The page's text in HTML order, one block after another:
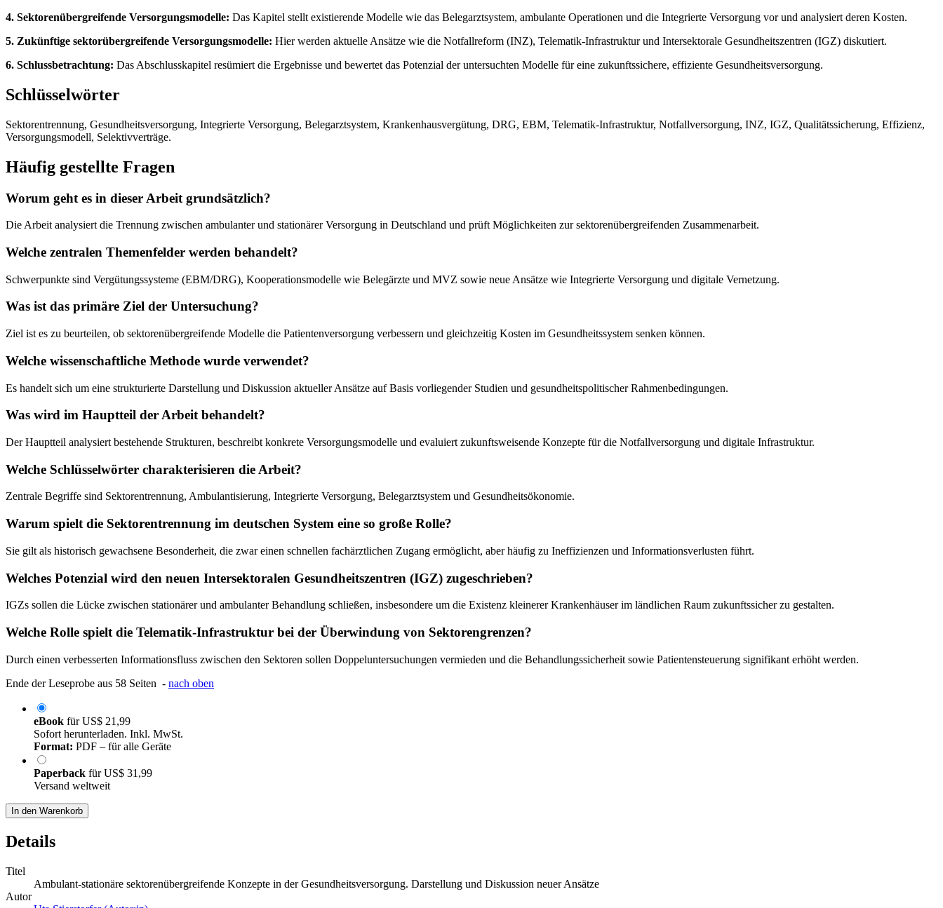
4. Sektorenübergreifende Versorgungsmodelle: Das Kapitel stellt existierende Modelle wie das Belegarztsystem, ambulante Operationen und die Integrierte Versorgung vor und analysiert deren Kosten.
5. Zukünftige sektorübergreifende Versorgungsmodelle: Hier werden aktuelle Ansätze wie die Notfallreform (INZ), Telematik-Infrastruktur und Intersektorale Gesundheitszentren (IGZ) diskutiert.
6. Schlussbetrachtung: Das Abschlusskapitel resümiert die Ergebnisse und bewertet das Potenzial der untersuchten Modelle für eine zukunftssichere, effiziente Gesundheitsversorgung.
Schlüsselwörter
Sektorentrennung, Gesundheitsversorgung, Integrierte Versorgung, Belegarztsystem, Krankenhausvergütung, DRG, EBM, Telematik-Infrastruktur, Notfallversorgung, INZ, IGZ, Qualitätssicherung, Effizienz,
Versorgungsmodell, Selektivverträge.
Häufig gestellte Fragen
Worum geht es in dieser Arbeit grundsätzlich?
Die Arbeit analysiert die Trennung zwischen ambulanter und stationärer Versorgung in Deutschland und prüft Möglichkeiten zur sektorenübergreifenden Zusammenarbeit.
Welche zentralen Themenfelder werden behandelt?
Schwerpunkte sind Vergütungssysteme (EBM/DRG), Kooperationsmodelle wie Belegärzte und MVZ sowie neue Ansätze wie Integrierte Versorgung und digitale Vernetzung.
Was ist das primäre Ziel der Untersuchung?
Ziel ist es zu beurteilen, ob sektorenübergreifende Modelle die Patientenversorgung verbessern und gleichzeitig Kosten im Gesundheitssystem senken können.
Welche wissenschaftliche Methode wurde verwendet?
Es handelt sich um eine strukturierte Darstellung und Diskussion aktueller Ansätze auf Basis vorliegender Studien und gesundheitspolitischer Rahmenbedingungen.
Was wird im Hauptteil der Arbeit behandelt?
Der Hauptteil analysiert bestehende Strukturen, beschreibt konkrete Versorgungsmodelle und evaluiert zukunftsweisende Konzepte für die Notfallversorgung und digitale Infrastruktur.
Welche Schlüsselwörter charakterisieren die Arbeit?
Zentrale Begriffe sind Sektorentrennung, Ambulantisierung, Integrierte Versorgung, Belegarztsystem und Gesundheitsökonomie.
Warum spielt die Sektorentrennung im deutschen System eine so große Rolle?
Sie gilt als historisch gewachsene Besonderheit, die zwar einen schnellen fachärztlichen Zugang ermöglicht, aber häufig zu Ineffizienzen und Informationsverlusten führt.
Welches Potenzial wird den neuen Intersektoralen Gesundheitszentren (IGZ) zugeschrieben?
IGZs sollen die Lücke zwischen stationärer und ambulanter Behandlung schließen, insbesondere um die Existenz kleinerer Krankenhäuser im ländlichen Raum zukunftssicher zu gestalten.
Welche Rolle spielt die Telematik-Infrastruktur bei der Überwindung von Sektorengrenzen?
Durch einen verbesserten Informationsfluss zwischen den Sektoren sollen Doppeluntersuchungen vermieden und die Behandlungssicherheit sowie Patientensteuerung signifikant erhöht werden.
Ende der Leseprobe aus 58 Seiten - nach oben
eBook fürUS$ 21,99
Sofort herunterladen. Inkl. MwSt.
Format: PDF – für alle Geräte
Paperback fürUS$ 31,99
Versand weltweit
In den Warenkorb
Details
Titel
Ambulant-stationäre sektorenübergreifende Konzepte in der Gesundheitsversorgung. Darstellung und Diskussion neuer Ansätze
Autor